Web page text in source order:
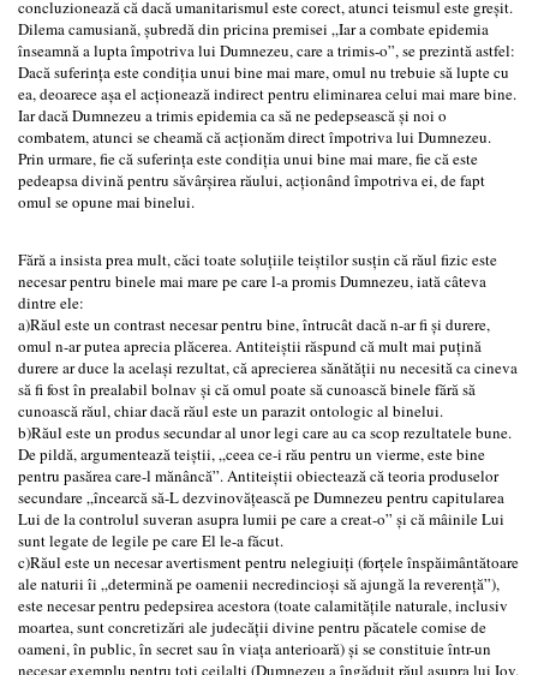
concluzionează că dacă umanitarismul este corect, atunci teismul este greșit.
Dilema camusiană, șubredă din pricina premisei „Iar a combate epidemia
înseamnă a lupta împotriva lui Dumnezeu, care a trimis-o”, se prezintă astfel:
Dacă suferința este condiția unui bine mai mare, omul nu trebuie să lupte cu
ea, deoarece așa el acționează indirect pentru eliminarea celui mai mare bine.
Iar dacă Dumnezeu a trimis epidemia ca să ne pedepsească și noi o
combatem, atunci se cheamă că acționăm direct împotriva lui Dumnezeu.
Prin urmare, fie că suferința este condiția unui bine mai mare, fie că este
pedeapsa divină pentru săvârșirea răului, acționând împotriva ei, de fapt
omul se opune mai binelui.
Fără a insista prea mult, căci toate soluțiile teiștilor susțin că răul fizic este
necesar pentru binele mai mare pe care l-a promis Dumnezeu, iată câteva
dintre ele:
a)Răul este un contrast necesar pentru bine, întrucât dacă n-ar fi și durere,
omul n-ar putea aprecia plăcerea. Antiteiștii răspund că mult mai puțină
durere ar duce la același rezultat, că aprecierea sănătății nu necesită ca cineva
să fi fost în prealabil bolnav și că omul poate să cunoască binele fără să
cunoască răul, chiar dacă răul este un parazit ontologic al binelui.
b)Răul este un produs secundar al unor legi care au ca scop rezultatele bune.
De pildă, argumentează teiștii, „ceea ce-i rău pentru un vierme, este bine
pentru pasărea care-l mănâncă”. Antiteiștii obiectează că teoria produselor
secundare „încearcă să-L dezvinovățească pe Dumnezeu pentru capitularea
Lui de la controlul suveran asupra lumii pe care a creat-o” și că mâinile Lui
sunt legate de legile pe care El le-a făcut.
c)Răul este un necesar avertisment pentru nelegiuiți (forțele înspăimântătoare
ale naturii îi „determină pe oamenii necredincioși să ajungă la reverență”),
este necesar pentru pedepsirea acestora (toate calamitățile naturale, inclusiv
moartea, sunt concretizări ale judecății divine pentru păcatele comise de
oameni, în public, în secret sau în viața anterioară) și se constituie într-un
necesar exemplu pentru toți ceilalți (Dumnezeu a îngăduit răul asupra lui Iov,